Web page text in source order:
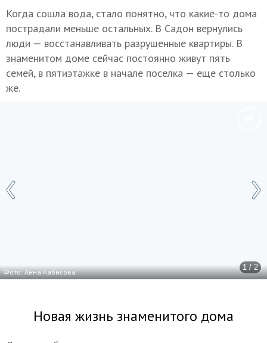
Когда сошла вода, стало понятно, что какие-то дома
пострадали меньше остальных. В Садон вернулись
люди — восстанавливать разрушенные квартиры. В
знаменитом доме сейчас постоянно живут пять
семей, в пятиэтажке в начале поселка — еще столько
же.
1 / 2
Фото: Анна Кабисова
Новая жизнь знаменитого дома